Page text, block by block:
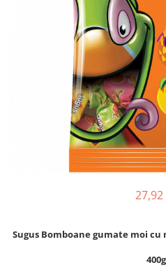
27,92
Sugus Bomboane gumate moi cu
400g